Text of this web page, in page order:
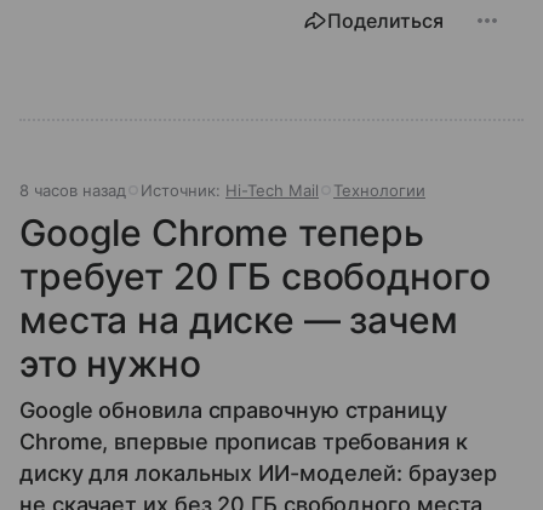
Поделиться
8 часов назад Источник: Hi-Tech Mail Технологии
Google Chrome теперь
требует 20 ГБ свободного
места на диске — зачем
это нужно
Google обновила справочную страницу
Chrome, впервые прописав требования к
диску для локальных ИИ-моделей: браузер
не скачает их без 20 ГБ свободного места,